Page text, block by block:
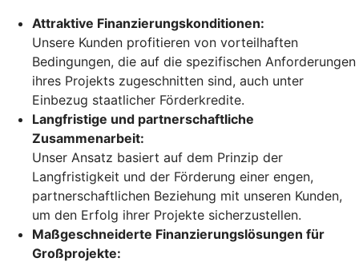
Attraktive Finanzierungskonditionen:
Unsere Kunden profitieren von vorteilhaften
Bedingungen, die auf die spezifischen Anforderungen
ihres Projekts zugeschnitten sind, auch unter
Einbezug staatlicher Förderkredite.
Langfristige und partnerschaftliche
Zusammenarbeit:
Unser Ansatz basiert auf dem Prinzip der
Langfristigkeit und der Förderung einer engen,
partnerschaftlichen Beziehung mit unseren Kunden,
um den Erfolg ihrer Projekte sicherzustellen.
Maßgeschneiderte Finanzierungslösungen für
Großprojekte: